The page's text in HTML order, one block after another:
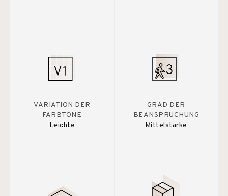
VARIATION DER
FARBTÖNE
Leichte
GRAD DER
BEANSPRUCHUNG
Mittelstarke